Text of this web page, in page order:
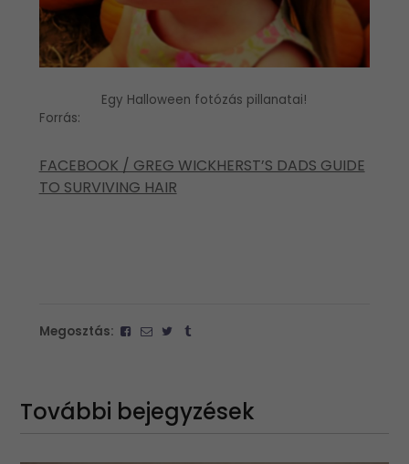
Egy Halloween fotózás pillanatai!
Forrás:
FACEBOOK / GREG WICKHERST’S DADS GUIDE
TO SURVIVING HAIR
Megosztás:
További bejegyzések